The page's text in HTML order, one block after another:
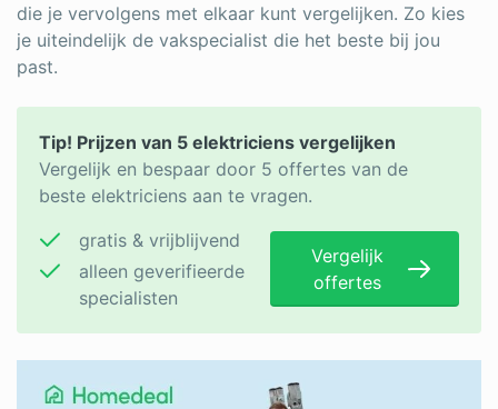
die je vervolgens met elkaar kunt vergelijken. Zo kies
je uiteindelijk de vakspecialist die het beste bij jou
past.
Tip! Prijzen van 5 elektriciens vergelijken
Vergelijk en bespaar door 5 offertes van de
beste elektriciens aan te vragen.
gratis & vrijblijvend
alleen geverifieerde
specialisten
Vergelijk
offertes